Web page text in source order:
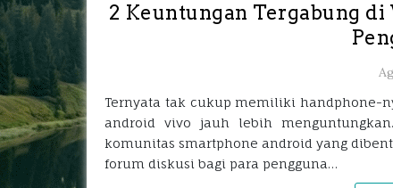
2 Keuntungan Tergabung
Ternyata tak cukup memiliki handphone-
android vivo jauh lebih
komunitas smartphone android yang
forum diskusi bagi para pengguna…